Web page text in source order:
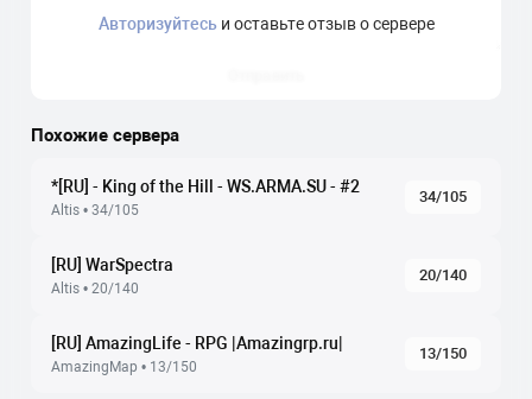
Авторизуйтесьи оставьте отзыв о сервере
Похожие сервера
*[RU] - King of the Hill - WS.ARMA.SU - #2
Altis • 34/105
34/105
[RU] WarSpectra
Altis • 20/140
20/140
[RU] AmazingLife - RPG |Amazingrp.ru|
AmazingMap • 13/150
13/150